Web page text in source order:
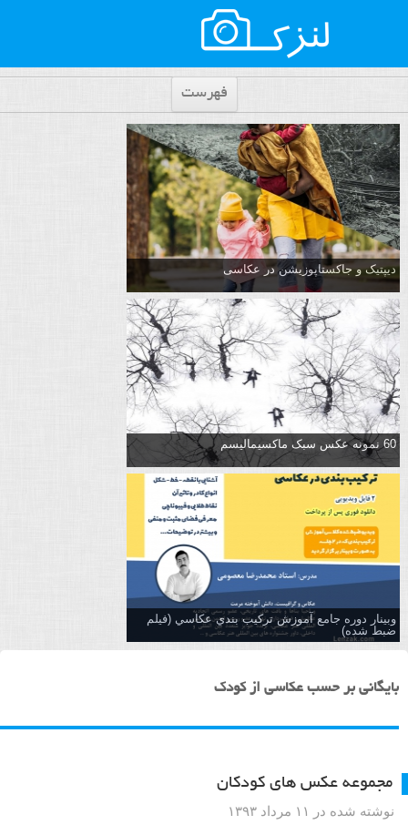
فهرست
دیپتیک و جاکستا‌پوزیشن در عکاسی
60 نمونه عکس سبک ماکسیمالیسم
وبینار دوره جامع آموزش تركيب بندي عكاسي (فیلم
ضبط شده)
بایگانی بر حسب عکاسی از کودک
مجموعه عکس های کودکان
نوشته شده در ۱۱ مرداد ۱۳۹۳